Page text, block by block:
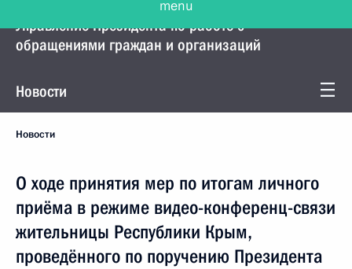
Управление Президента по работе с
обращениями граждан и организаций
Новости
Новости
О ходе принятия мер по итогам личного
приёма в режиме видео-конференц-связи
жительницы Республики Крым,
проведённого по поручению Президента